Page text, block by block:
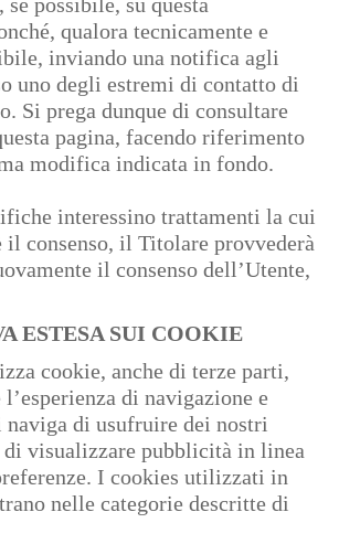
qualora tecnicamente e
inviando una notifica agli
uno degli estremi di contatto di
Si prega dunque di consultare
pagina, facendo riferimento
modifica indicata in fondo.
interessino trattamenti la cui
il consenso, il Titolare provvederà
il consenso dell’Utente,
ESTESA SUI COOKIE
cookie, anche di terze parti,
di navigazione e
naviga di usufruire dei nostri
visualizzare pubblicità in linea
I cookies utilizzati in
nelle categorie descritte di